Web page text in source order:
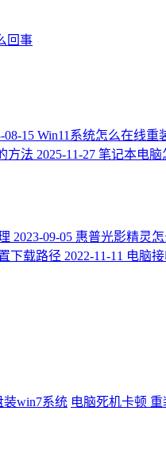
回事
08-15 Win11系统怎么在线重
方法 2025-11-27 笔记本电脑
2023-09-05 惠普光影精灵
下载路径 2022-11-11 电脑
装win7系统 电脑死机卡顿 重